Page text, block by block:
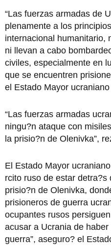
“Las fuerzas armadas de
plenamente a los
internacional humanitario,
ni llevan a cabo
civiles, especialmente en
que se encuentren
el Estado Mayor
“Las fuerzas armadas
ningu?n ataque con
la prisio?n de Olenivka”,
El Estado Mayor
rcito ruso de estar detra?s
prisio?n de Olenivka,
prisioneros de guerra
ocupantes rusos
acusar a Ucrania de
guerra”, aseguro? el